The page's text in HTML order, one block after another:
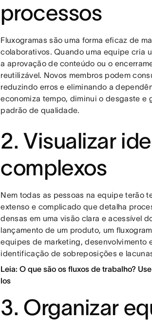
processos
Fluxogramas são uma forma eficaz de
colaborativos. Quando uma equipe cria
a aprovação de conteúdo ou o
reutilizável. Novos membros podem
reduzindo erros e eliminando a
economiza tempo, diminui o desgaste e
padrão de qualidade.
2. Visualizar
complexos
Nem todas as pessoas na equipe terão
extenso e complicado que detalha
densas em uma visão clara e acessível
lançamento de um produto, um
equipes de marketing, desenvolvimento
identificação de sobreposições e
Leia: O que são os fluxos de trabalho?
los
3. Organizar